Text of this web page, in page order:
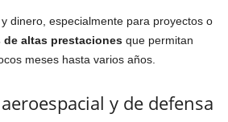
dinero, especialmente para proyectos o
altas prestacionesque permitan
meses hasta varios años.
y de defensa